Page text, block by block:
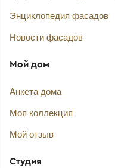
Энциклопедия фасадов
Новости фасадов
Мой дом
Анкета дома
Моя коллекция
Мой отзыв
Студия